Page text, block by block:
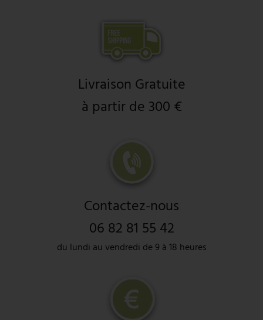
Livraison Gratuite
à partir de 300 €
Contactez-nous
06 82 81 55 42
du lundi au vendredi de 9 à 18 heures